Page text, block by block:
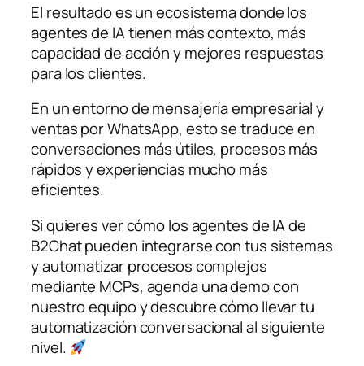
El resultado es un ecosistema donde los
agentes de IA tienen más contexto, más
capacidad de acción y mejores respuestas
para los clientes.
En un entorno de mensajería empresarial y
ventas por WhatsApp, esto se traduce en
conversaciones más útiles, procesos más
rápidos y experiencias mucho más
eficientes.
Si quieres ver cómo los agentes de IA de
B2Chat pueden integrarse con tus sistemas
y automatizar procesos complejos
mediante MCPs, agenda una demo con
nuestro equipo y descubre cómo llevar tu
automatización conversacional al siguiente
nivel.